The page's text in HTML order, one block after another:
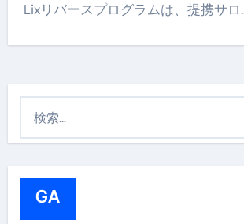
Lixリバースプログラムは、提携サロ
GA